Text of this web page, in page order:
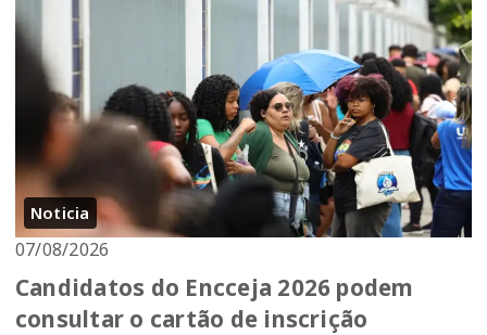
Noticia
07/08/2026
Candidatos do Encceja 2026 podem
consultar o cartão de inscrição